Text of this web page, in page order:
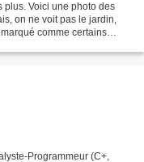
plus. Voici une photo des
on ne voit pas le jardin,
comme certains
Programmeur (C+,